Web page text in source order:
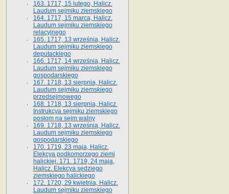
163. 1717, 15 lutego, Halicz.
Laudum sejmiku ziemskiego
164. 1717, 15 marca, Halicz.
Laudum sejmiku ziemskiego
relacyjnego
165. 1717, 13 września, Halicz.
Laudum sejmiku ziemskiego
deputackiego
166. 1717, 14 września, Halicz.
Laudum sejmiku ziemskiego
gospodarskiego
167. 1718, 13 sierpnia, Halicz.
Laudum sejmiku ziemskiego
przedsejmowego
168. 1718, 13 sierpnia, Halicz.
Instrukcya sejmiku ziemskiego
posłom na sejm walny
169. 1718, 13 września, Halicz.
Laudum sejmiku ziemskiego
gospodarskiego
170. 1719, 23 maja, Halicz.
Elekcya podkomorzego ziemi
halickiej. 171. 1719, 24 maja,
Halicz. Elekcya sędziego
ziemskiego halickiego
172. 1720, 29 kwietnia, Halicz.
Laudum sejmiku ziemskiego